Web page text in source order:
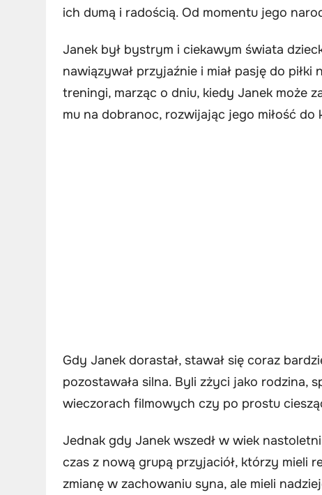
ich dumą i radością. Od momentu jego
Janek był bystrym i ciekawym świata
nawiązywał przyjaźnie i miał pasję do
treningi, marząc o dniu, kiedy Janek może
mu na dobranoc, rozwijając jego miłość do
Gdy Janek dorastał, stawał się coraz
pozostawała silna. Byli zżyci jako rodzina,
wieczorach filmowych czy po prostu
Jednak gdy Janek wszedł w wiek
czas z nową grupą przyjaciół, którzy mieli
zmianę w zachowaniu syna, ale mieli